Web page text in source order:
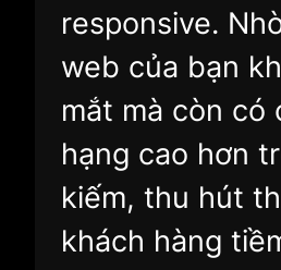
responsive.
web của bạn
mắt mà còn có
hạng cao hơn
kiếm, thu hút
khách hàng